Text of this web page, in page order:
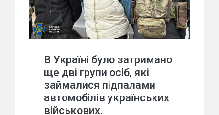
В Україні було затримано
ще дві групи осіб, які
займалися підпалами
автомобілів українських
військових.